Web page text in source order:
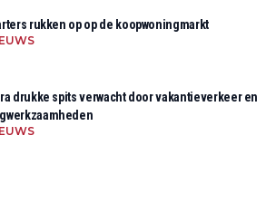
rukken op op de koopwoningmarkt
drukke spits verwacht door vakantieverkeer en